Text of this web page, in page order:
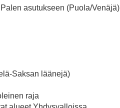
asutukseen (Puola/Venäjä)
Saksan läänejä)
raja